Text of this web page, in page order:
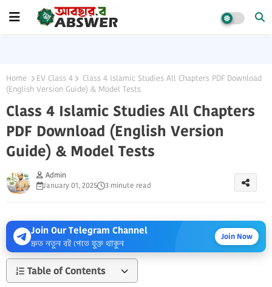
Home EV Class 4
Class 4 Islamic Studies All Chapters PDF Download
(English Version Guide) & Model Tests
Class 4 Islamic Studies All Chapters
PDF Download (English Version
Guide) & Model Tests
Admin
January 01, 2025
3 minute read
Join Our Telegram Channel
দ্রুত নতুন বই পেতে যুক্ত থাকুন
Join Now
Table of Contents